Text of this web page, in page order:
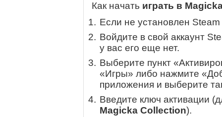
Как начать играть в
Если не установлен
Войдите в свой аккаунт
у вас его еще нет.
Выберите пункт
«Игры» либо нажмите
приложения и выберите
Введите ключ активации
Magicka Collection).